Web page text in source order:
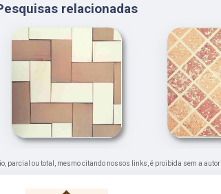
relacionadas
parcial ou total, mesmo citando nossos links, é proibida sem a